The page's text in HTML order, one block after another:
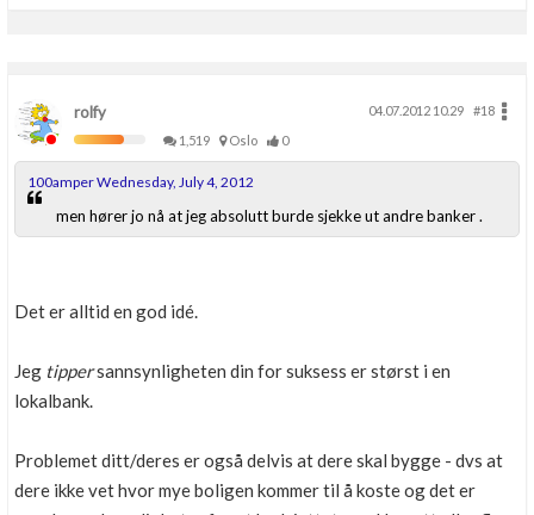
rolfy 04.07.2012 10.29
#18
1,519
Oslo 0
100amper Wednesday, July 4, 2012
men hører jo nå at jeg absolutt burde sjekke ut andre banker .
Det er alltid en god idé.
Jeg tippersannsynligheten din for suksess er størst i en
lokalbank.
Problemet ditt/deres er også delvis at dere skal bygge - dvs at
dere ikke vet hvor mye boligen kommer til å koste og det er